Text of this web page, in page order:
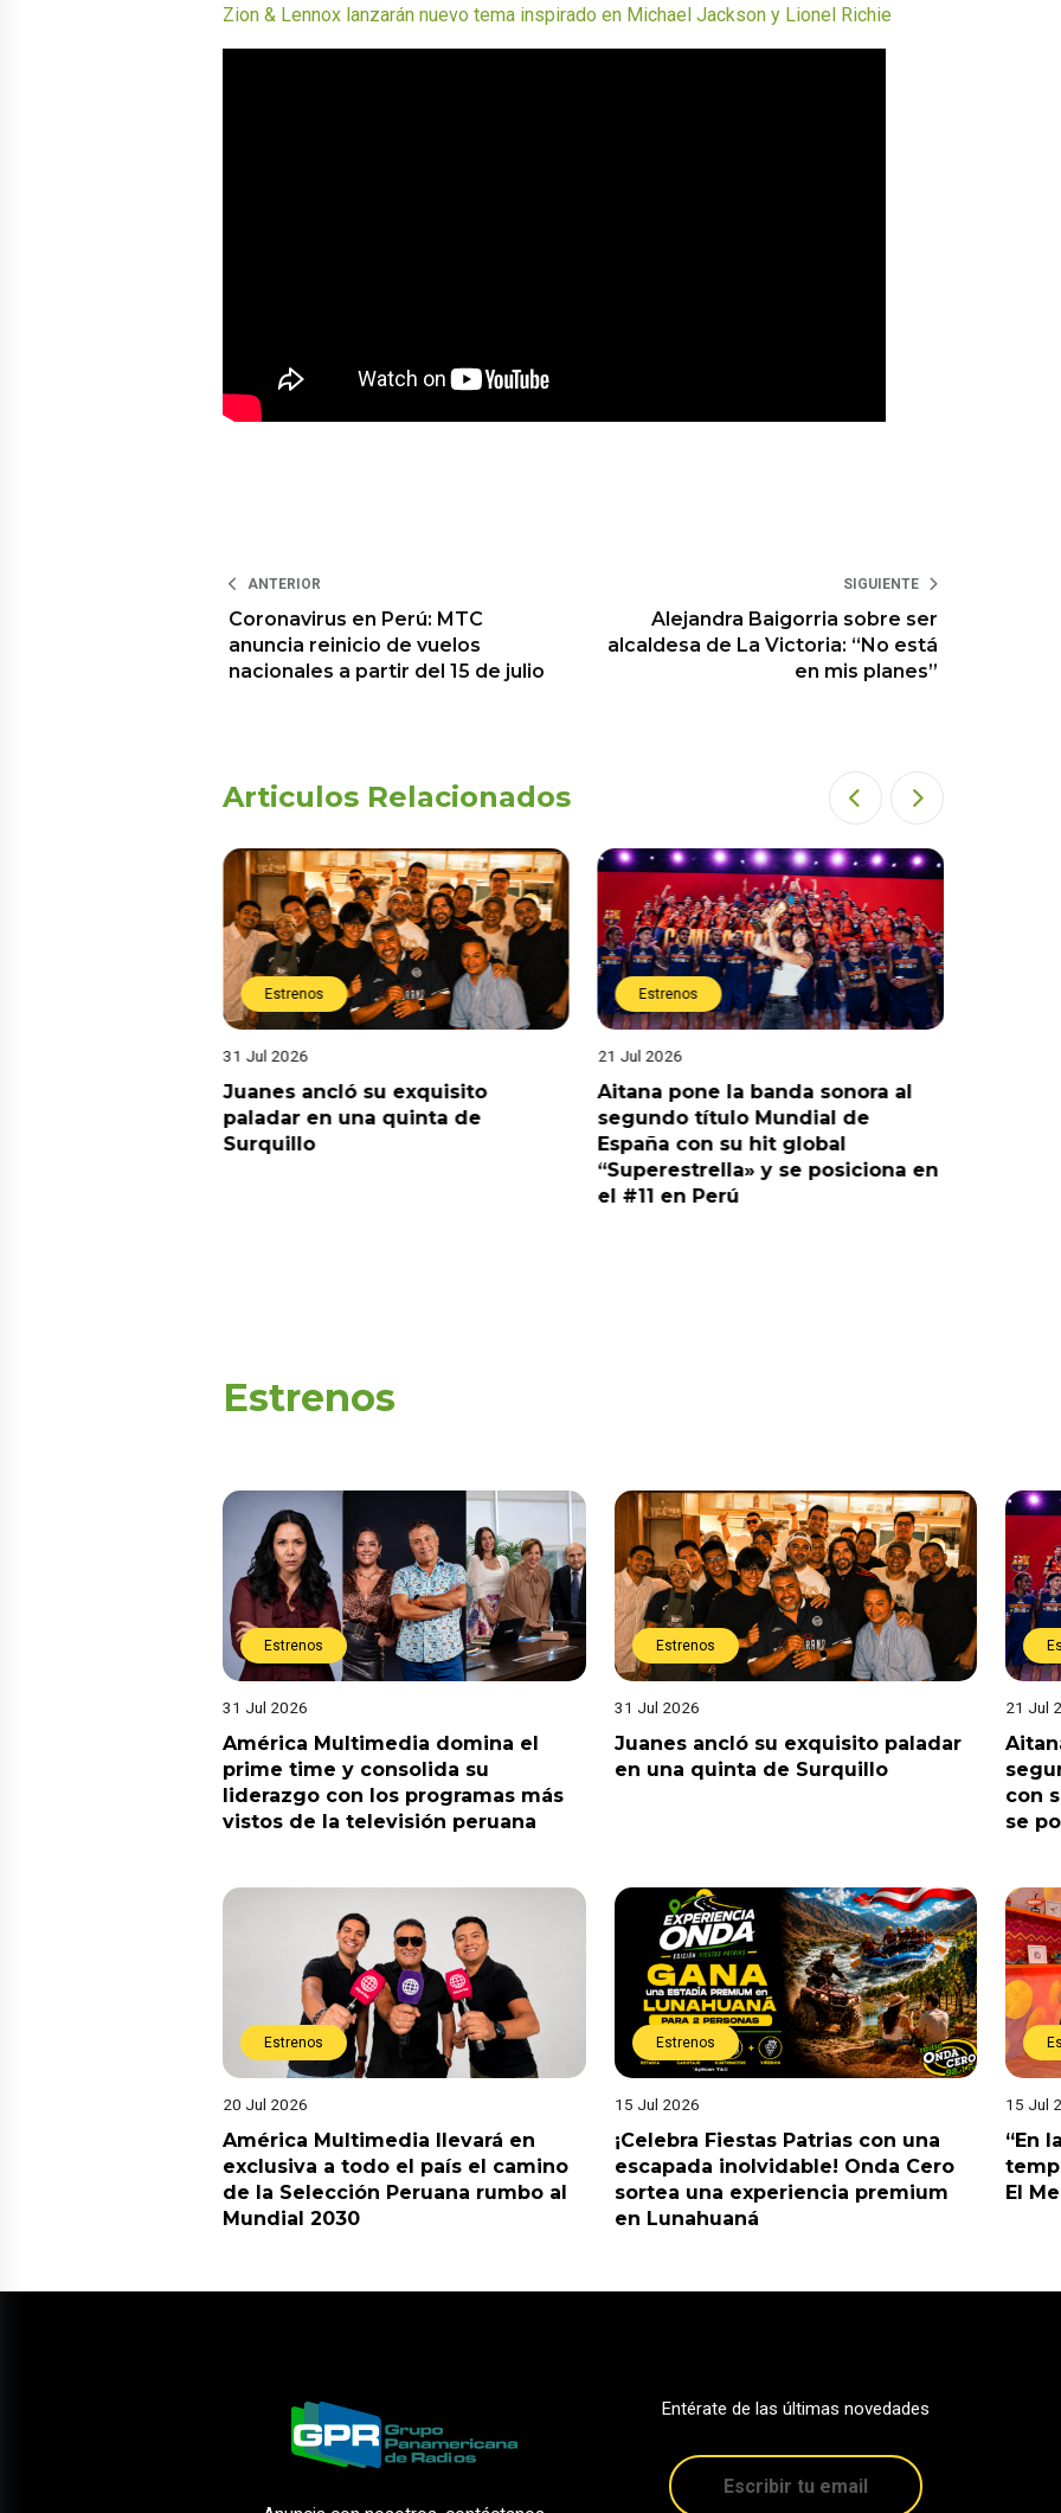
Zion & Lennox lanzarán nuevo tema inspirado en Michael Jackson y Lionel Richie
ANTERIOR
Coronavirus en Perú: MTC
anuncia reinicio de vuelos
nacionales a partir del 15 de julio
SIGUIENTE
Alejandra Baigorria sobre ser
alcaldesa de La Victoria: “No está
en mis planes”
Articulos Relacionados
Estrenos
31 Jul 2026
Juanes ancló su exquisito
paladar en una quinta de
Surquillo
Estrenos
21 Jul 2026
Aitana pone la banda sonora al
segundo título Mundial de
España con su hit global
“Superestrella» y se posiciona en
el #11 en Perú
Estrenos
Estrenos
31 Jul 2026
América Multimedia domina el
prime time y consolida su
liderazgo con los programas más
vistos de la televisión peruana
Estrenos
31 Jul 2026
Juanes ancló su exquisito paladar
en una quinta de Surquillo
21 Jul
con
se
Estrenos
20 Jul 2026
América Multimedia llevará en
exclusiva a todo el país el camino
de la Selección Peruana rumbo al
Mundial 2030
Estrenos
15 Jul 2026
¡Celebra Fiestas Patrias con una
escapada inolvidable! Onda Cero
sortea una experiencia premium
en Lunahuaná
15 Jul
“En
El
Entérate de las últimas novedades